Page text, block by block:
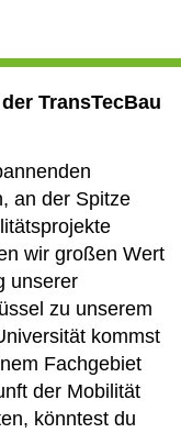
TransTecBau
an der Spitze
wir großen Wert
unserer
zu unserem
kommst
Fachgebiet
der Mobilität
könntest du